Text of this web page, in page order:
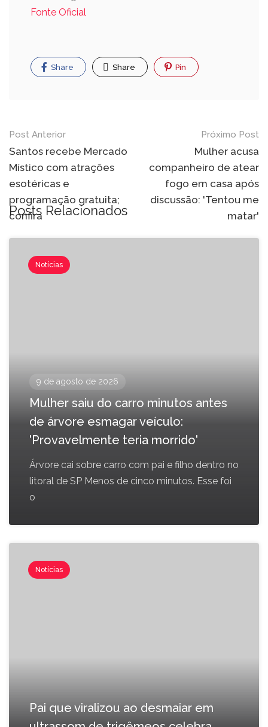
Fonte Oficial
Share Share Pin
Post Anterior
Santos recebe Mercado
Místico com atrações
esotéricas e
programação gratuita;
confira
Próximo Post
Mulher acusa
companheiro de atear
fogo em casa após
discussão: 'Tentou me
matar'
Posts Relacionados
Notícias
9 de agosto de 2026
Mulher saiu do carro minutos antes
de árvore esmagar veículo:
'Provavelmente teria morrido'
Árvore cai sobre carro com pai e filho dentro no
litoral de SP Menos de cinco minutos. Esse foi
o
Notícias
Pai que viralizou ao desmaiar em